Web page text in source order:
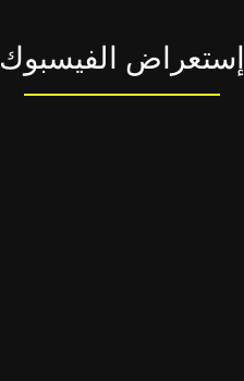
إستعراض الفيسبوك